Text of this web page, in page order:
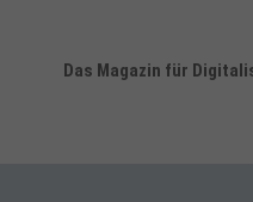
Das Magazin für